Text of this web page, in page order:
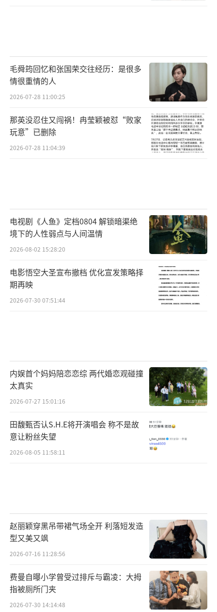
毛舜筠回忆和张国荣交往经历：是很多
情很重情的人
2026-07-28 11:00:25
那英没忍住又闯祸！冉莹颖被怼“败家
玩意”已删除
2026-07-28 11:04:39
电视剧《人鱼》定档0804 解锁暗渠绝
境下的人性弱点与人间温情
2026-08-02 15:28:20
电影悟空大圣宣布撤档 优化宣发策略择
期再映
2026-07-30 07:51:44
内娱首个妈妈陪恋恋综 两代婚恋观碰撞
太真实
2026-07-27 15:01:16
田馥甄否认S.H.E将开演唱会 称不是故
意让粉丝失望
2026-08-05 11:58:11
赵丽颖穿黑吊带裙气场全开 利落短发造
型又美又飒
2026-07-16 11:28:56
费曼自曝小学曾受过排斥与霸凌：大拇
指被厕所门夹
2026-07-30 14:14:48